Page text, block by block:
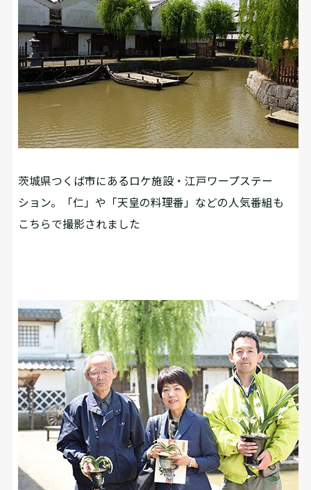
茨城県つくば市にあるロケ施設・江戸ワープステー
ション。「仁」や「天皇の料理番」などの人気番組も
こちらで撮影されました